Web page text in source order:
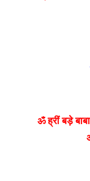
ॐ ह्रीं बड़े